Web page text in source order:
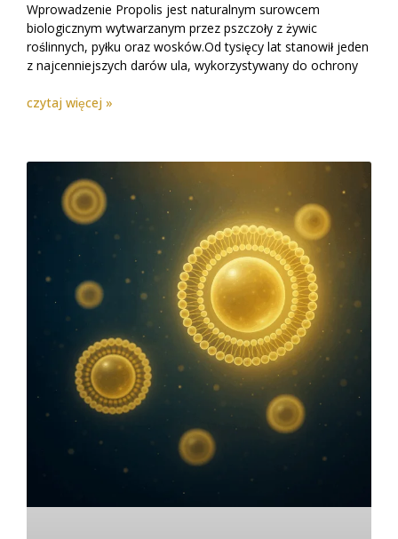
Wprowadzenie Propolis jest naturalnym surowcem
biologicznym wytwarzanym przez pszczoły z żywic
roślinnych, pyłku oraz wosków.Od tysięcy lat stanowił jeden
z najcenniejszych darów ula, wykorzystywany do ochrony
czytaj więcej »